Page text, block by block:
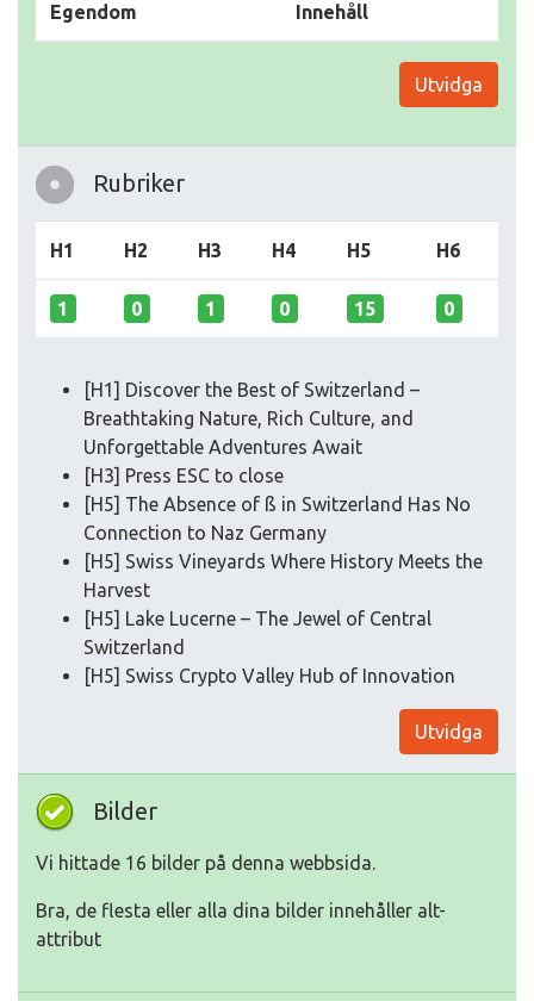
Egendom Innehåll
Utvidga
Rubriker
H1 H2 H3 H4 H5 H6
1 0 1 0 15 0
[H1] Discover the Best of Switzerland –
Breathtaking Nature, Rich Culture, and
Unforgettable Adventures Await
[H3] Press ESC to close
[H5] The Absence of ß in Switzerland Has No
Connection to Naz Germany
[H5] Swiss Vineyards Where History Meets the
Harvest
[H5] Lake Lucerne – The Jewel of Central
Switzerland
[H5] Swiss Crypto Valley Hub of Innovation
Utvidga
Bilder
Vi hittade 16 bilder på denna webbsida.
Bra, de flesta eller alla dina bilder innehåller alt-
attribut